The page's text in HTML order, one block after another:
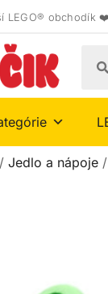
LEGO® obchodík ❤️
/ Jedlo a nápoje